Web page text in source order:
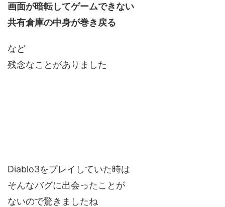
画面が暗転してゲームできない
共有倉庫の中身が巻き戻る
など
残念なことがありました
Diablo3をプレイしていた時は
そんなバグに出会ったことが
ないので驚きましたね